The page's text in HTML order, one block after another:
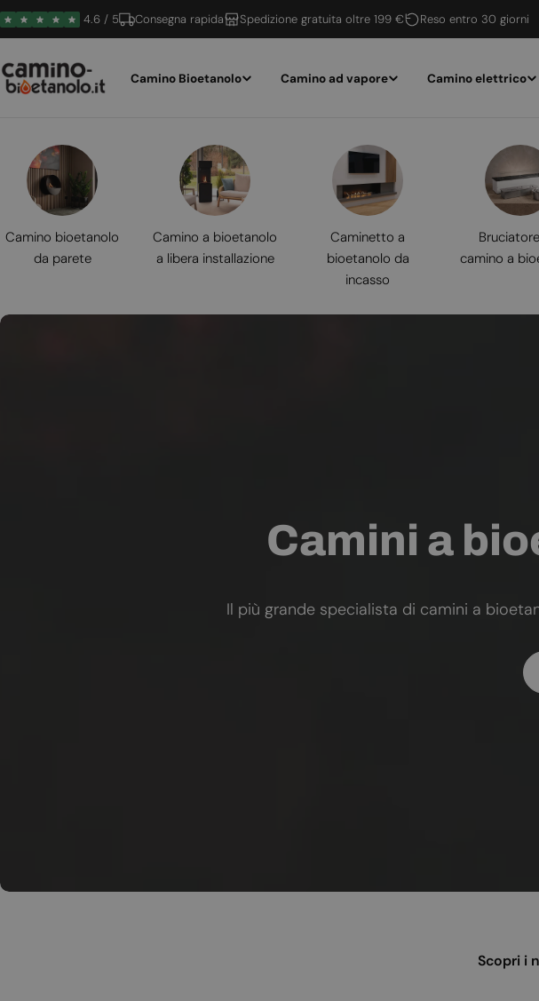
Vai
al
4.6 / 5 Consegna rapida Spedizione gratuita oltre 199 € Reso entro 30 giorni
Camino Bioetanolo Camino ad vapore Camino elettrico
Camino bioetanolo
da parete
Camino a bioetanolo
a libera installazione
Caminetto a
bioetanolo da
incasso
camino a
Camini a
Il più grande specialista di camini a
Scopri i